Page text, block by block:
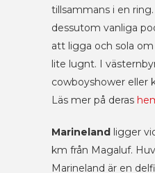
tillsammans i en
dessutom vanliga
att ligga och sola
lite lugnt. I
cowboyshower eller
Läs mer på deras
Marineland ligger
km från Magaluf.
Marineland är en